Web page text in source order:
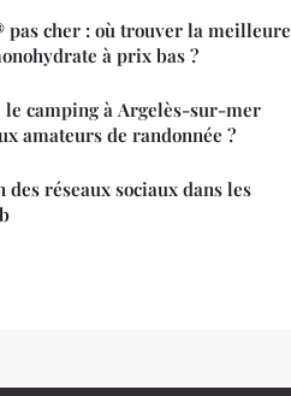
pas cher : où trouver la meilleure
à prix bas ?
le camping à Argelès-sur-mer
amateurs de randonnée ?
réseaux sociaux dans les